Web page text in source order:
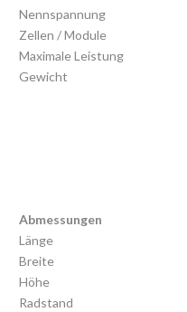
Nennspannung
Zellen / Module
Maximale Leistung
Gewicht
Abmessungen
Länge
Breite
Höhe
Radstand